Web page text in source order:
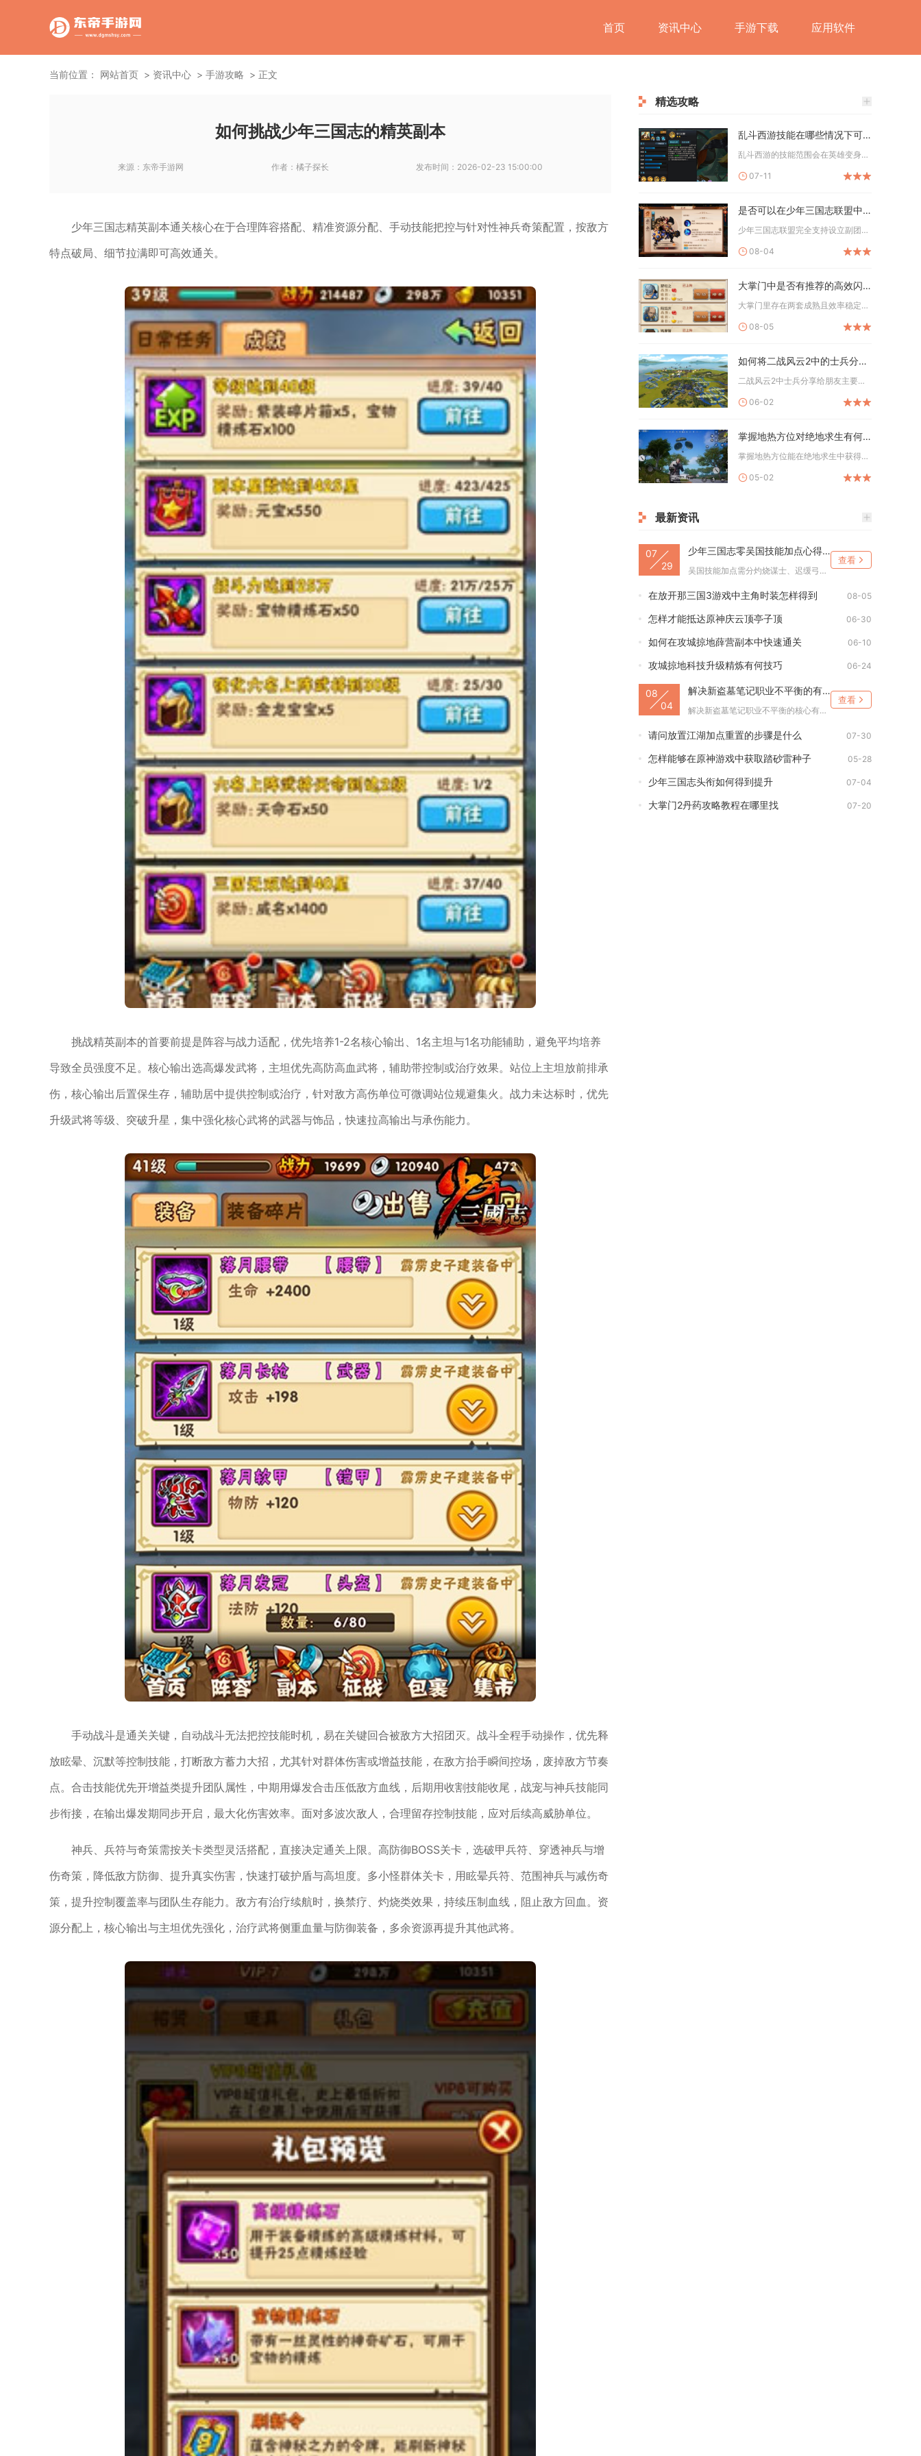
首页 资讯中心 手游下载 应用软件
当前位置： 网站首页 资讯中心 手游攻略 正文
如何挑战少年三国志的精英副本
来源： 东帝手游网 作者： 橘子探长 发布时间： 2026-02-23 15:00:00
少年三国志精英副本通关核心在于合理阵容搭配、精准资源分配、手动技能把控与针对性神兵奇策配置，按敌方
特点破局、细节拉满即可高效通关。
挑战精英副本的首要前提是阵容与战力适配，优先培养1-2名核心输出、1名主坦与1名功能辅助，避免平均培养
导致全员强度不足。核心输出选高爆发武将，主坦优先高防高血武将，辅助带控制或治疗效果。站位上主坦放前排承
伤，核心输出后置保生存，辅助居中提供控制或治疗，针对敌方高伤单位可微调站位规避集火。战力未达标时，优先
升级武将等级、突破升星，集中强化核心武将的武器与饰品，快速拉高输出与承伤能力。
手动战斗是通关关键，自动战斗无法把控技能时机，易在关键回合被敌方大招团灭。战斗全程手动操作，优先释
放眩晕、沉默等控制技能，打断敌方蓄力大招，尤其针对群体伤害或增益技能，在敌方抬手瞬间控场，废掉敌方节奏
点。合击技能优先开增益类提升团队属性，中期用爆发合击压低敌方血线，后期用收割技能收尾，战宠与神兵技能同
步衔接，在输出爆发期同步开启，最大化伤害效率。面对多波次敌人，合理留存控制技能，应对后续高威胁单位。
神兵、兵符与奇策需按关卡类型灵活搭配，直接决定通关上限。高防御BOSS关卡，选破甲兵符、穿透神兵与增
伤奇策，降低敌方防御、提升真实伤害，快速打破护盾与高坦度。多小怪群体关卡，用眩晕兵符、范围神兵与减伤奇
策，提升控制覆盖率与团队生存能力。敌方有治疗续航时，换禁疗、灼烧类效果，持续压制血线，阻止敌方回血。资
源分配上，核心输出与主坦优先强化，治疗武将侧重血量与防御装备，多余资源再提升其他武将。
精选攻略
乱斗西游技能在哪些情况下可以扩大
乱斗西游的技能范围会在英雄变身强化、天赋觉醒生效、法宝加持、...
07-11
是否可以在少年三国志联盟中设立副团长一职
少年三国志联盟完全支持设立副团长职位，该官职是联盟体系核心管...
08-04
大掌门中是否有推荐的高效闪避招架
大掌门里存在两套成熟且效率稳定的闪避、招架养成路线，闪避流以...
08-05
如何将二战风云2中的士兵分享给朋友
二战风云2中士兵分享给朋友主要依靠军团支援与好友领地驻留两条...
06-02
掌握地热方位对绝地求生有何优势
掌握地热方位能在绝地求生中获得环境生存优势、物资获取优势、战...
05-02
最新资讯
07
29
少年三国志零吴国技能加点心得分享
吴国技能加点需分灼烧谋士、迟缓弓手、前排坦辅三大类差异化分配...
查看
在放开那三国3游戏中主角时装怎样得到 08-05
怎样才能抵达原神庆云顶亭子顶 06-30
如何在攻城掠地薛营副本中快速通关 06-10
攻城掠地科技升级精炼有何技巧 06-24
08
04
解决新盗墓笔记职业不平衡的有效措施是什么
解决新盗墓笔记职业不平衡的核心有效措施分为职业流派细分调整、...
查看
请问放置江湖加点重置的步骤是什么 07-30
怎样能够在原神游戏中获取踏砂雷种子 05-28
少年三国志头衔如何得到提升 07-04
大掌门2丹药攻略教程在哪里找 07-20